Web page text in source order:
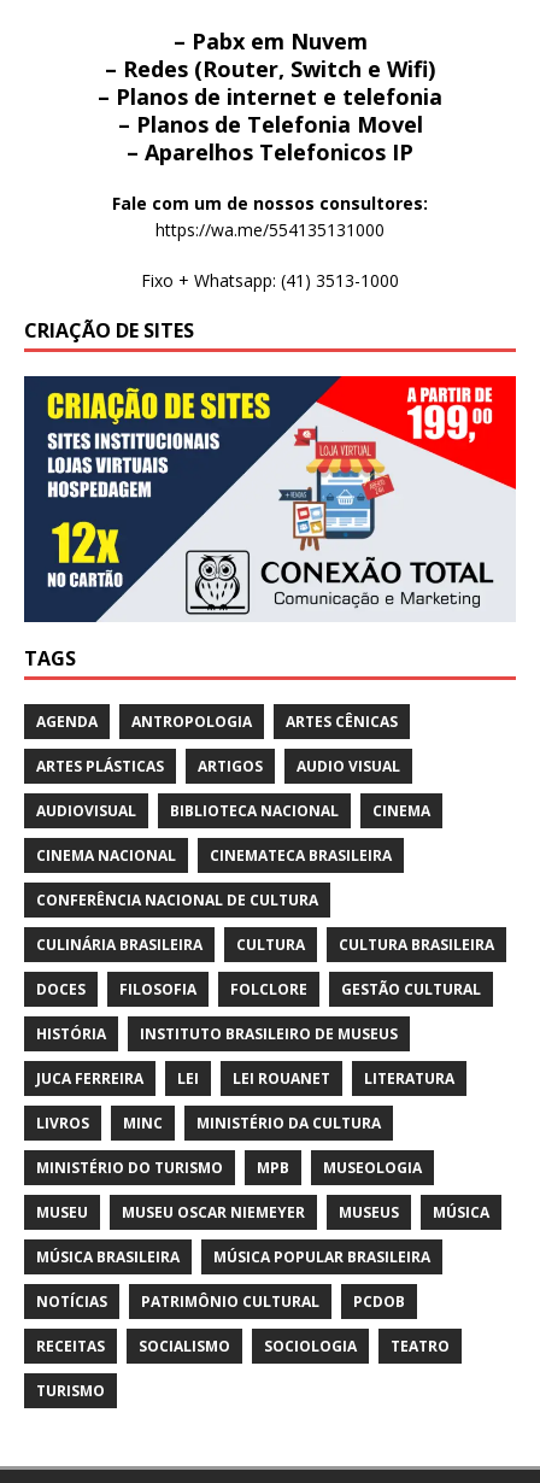
– Pabx em Nuvem
– Redes (Router, Switch e Wifi)
– Planos de internet e telefonia
– Planos de Telefonia Movel
– Aparelhos Telefonicos IP
Fale com um de nossos consultores:
https://wa.me/554135131000
Fixo + Whatsapp: (41) 3513-1000
CRIAÇÃO DE SITES
TAGS
AGENDA ANTROPOLOGIA ARTES CÊNICAS
ARTES PLÁSTICAS ARTIGOS AUDIO VISUAL
AUDIOVISUAL BIBLIOTECA NACIONAL CINEMA
CINEMA NACIONAL CINEMATECA BRASILEIRA
CONFERÊNCIA NACIONAL DE CULTURA
CULINÁRIA BRASILEIRA CULTURA CULTURA BRASILEIRA
DOCES FILOSOFIA FOLCLORE GESTÃO CULTURAL
HISTÓRIA INSTITUTO BRASILEIRO DE MUSEUS
JUCA FERREIRA LEI LEI ROUANET LITERATURA
LIVROS MINC MINISTÉRIO DA CULTURA
MINISTÉRIO DO TURISMO MPB MUSEOLOGIA
MUSEU MUSEU OSCAR NIEMEYER MUSEUS MÚSICA
MÚSICA BRASILEIRA MÚSICA POPULAR BRASILEIRA
NOTÍCIAS PATRIMÔNIO CULTURAL PCDOB
RECEITAS SOCIALISMO SOCIOLOGIA TEATRO
TURISMO